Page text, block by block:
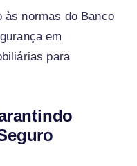
às normas do Banco
em
para